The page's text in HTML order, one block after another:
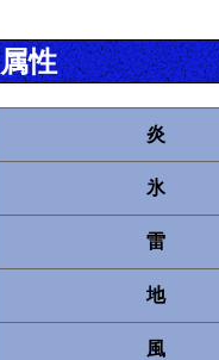
属性
炎
氷
雷
地
風